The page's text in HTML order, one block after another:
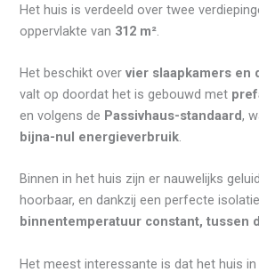
Het huis is verdeeld over twee
oppervlakte van 312 m²
Het beschikt overvier slaapkamers en
valt op doordat het is gebouwd met
en volgens de Passivhaus-standaard,
bijna-nul energieverbruik.
Binnen in het huis zijn er nauwelijks
hoorbaar, en dankzij een perfecte
binnentemperatuur constant, tussen
Het meest interessante is dat het huis